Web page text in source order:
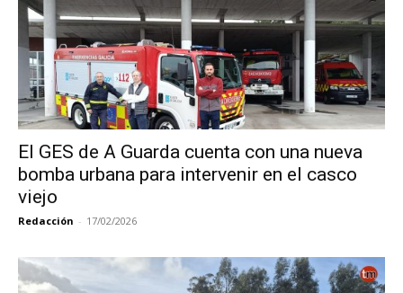
El GES de A Guarda cuenta con una nueva
bomba urbana para intervenir en el casco
viejo
Redacción - 17/02/2026